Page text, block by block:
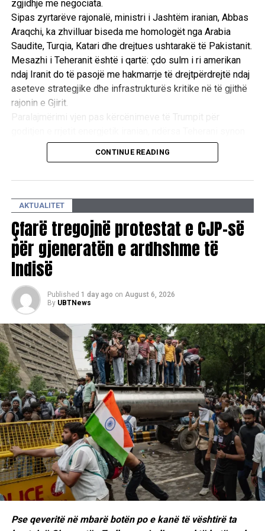
zgjidhje me negociata.
Sipas zyrtarëve rajonalë, ministri i Jashtëm iranian, Abbas
Araqchi, ka zhvilluar biseda me homologët nga Arabia
Saudite, Turqia, Katari dhe drejtues ushtarakë të Pakistanit.
Mesazhi i Teheranit është i qartë: çdo sulm i ri amerikan
ndaj Iranit do të pasojë me hakmarrje të drejtpërdrejtë ndaj
aseteve strategjike dhe infrastrukturës kritike në të gjithë
rajonin e Gjirit.
ta përdorë rrezikun e një tronditjeje të madhe ekonomike
globale si mjet trysnie për të shmangur përshkallëzimin
CONTINUE READING
AKTUALITET
Çfarë tregojnë protestat e CJP-së
për gjeneratën e ardhshme të
Indisë
Published 1 day ago on August 6, 2026
By UBTNews
Pse qeveritë në mbarë botën po e kanë të vështirë ta